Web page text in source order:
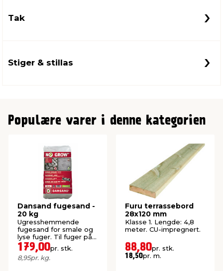
Tak
Stiger & stillas
Populære varer i denne kategorien
Dansand fugesand -
20 kg
Ugresshemmende
fugesand for smale og
lyse fuger. Til fuger på
1-5 mm.
179,00pr. stk.
8,95pr. kg.
Furu terrassebord
28x120 mm
Klasse 1. Lengde: 4,8
meter. CU-impregnert.
88,80pr. stk.
18,50pr. m.